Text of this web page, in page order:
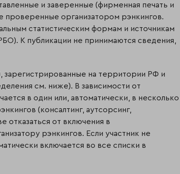
и заверенные (фирменная печать и
проверенные организатором рэнкингов.
статистическим формам и источникам
К публикации не принимаются сведения,
зарегистрированные на территории РФ и
см. ниже). В зависимости от
в один или, автоматически, в несколько
(консалтинг, аутсорсинг,
отказаться от включения в
рэнкингов. Если участник не
включается во все списки в